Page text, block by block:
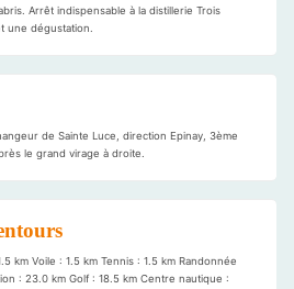
Arrêt indispensable à la distillerie Trois
une dégustation.
de Sainte Luce, direction Epinay, 3ème
le grand virage à droite.
km Voile : 1.5 km Tennis : 1.5 km Randonnée
: 23.0 km Golf : 18.5 km Centre nautique :